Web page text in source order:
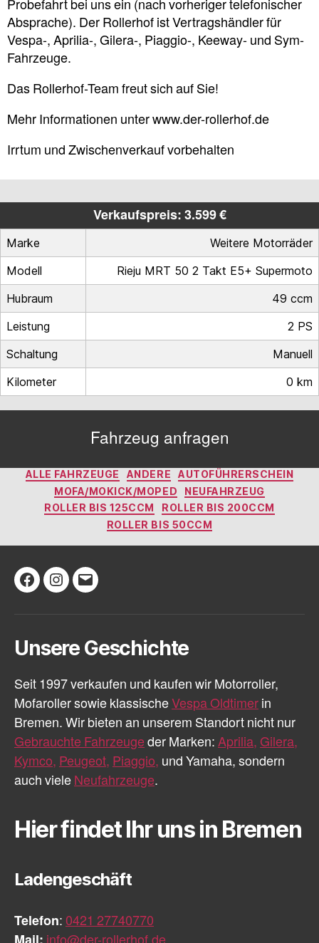
Probefahrt bei uns ein (nach vorheriger telefonischer
Absprache). Der Rollerhof ist Vertragshändler für
Vespa-, Aprilia-, Gilera-, Piaggio-, Keeway- und Sym-
Fahrzeuge.
Das Rollerhof-Team freut sich auf Sie!
Mehr Informationen unter www.der-rollerhof.de
Irrtum und Zwischenverkauf vorbehalten
Verkaufspreis: 3.599 €
Marke
Weitere Motorräder
Modell
Rieju MRT 50 2 Takt E5+ Supermoto
Hubraum
49 ccm
Leistung
2 PS
Schaltung
Manuell
Kilometer
0 km
Fahrzeug anfragen
Kategorien
ALLE FAHRZEUGE ANDERE
AUTOFÜHRERSCHEIN
MOFA/MOKICK/MOPED
NEUFAHRZEUG
ROLLER BIS 125CCM
ROLLER BIS 200CCM
ROLLER BIS 50CCM
Facebook
Instagram
E-
Unsere Geschichte
Seit 1997 verkaufen und kaufen wir Motorroller,
Mofaroller sowie klassischeVespa Oldtimer in
Bremen. Wir bieten an unserem Standort nicht nur
Gebrauchte Fahrzeugeder Marken: Aprilia, Gilera,
Kymco, Peugeot, Piaggio, und Yamaha, sondern
auch viele Neufahrzeuge.
Hier findet Ihr uns in Bremen
Ladengeschäft
Telefon: 0421 27740770